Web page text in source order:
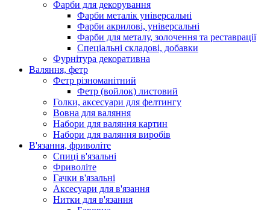
Фарби для декорування
Фарби металік універсальні
Фарби акрилові, універсальні
Фарби для металу, золочення та реставрації
Спеціальні складові, добавки
Фурнітура декоративна
Валяння, фетр
Фетр різноманітний
Фетр (войлок) листовий
Голки, аксесуари для фелтингу
Вовна для валяння
Набори для валяння картин
Набори для валяння виробів
В'язання, фриволіте
Спиці в'язальні
Фриволіте
Гачки в'язальні
Аксесуари для в'язання
Нитки для в'язання